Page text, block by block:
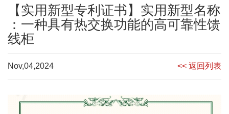
【实用新型专利证书】实用新型名称
：一种具有热交换功能的高可靠性馈
线柜
Nov,04,2024 << 返回列表